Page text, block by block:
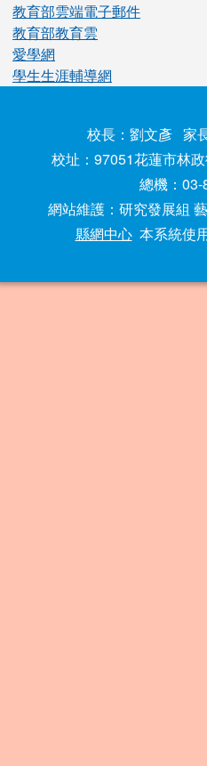
教育部雲端電子郵件
教育部教育雲
愛學網
學生生涯輔導網
校長：劉文彥 家
校址：97051花蓮市林
總機：
網站維護：研究發展組
縣網中心本系統使